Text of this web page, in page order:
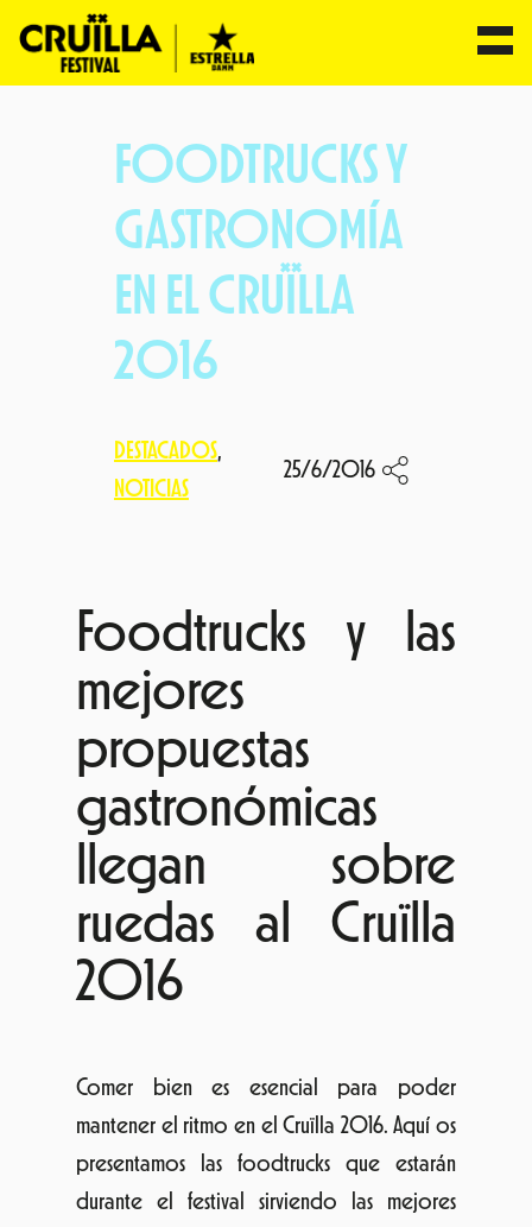
FOODTRUCKS Y
GASTRONOMÍA
EN EL CRUÏLLA
2016
DESTACADOS
NOTICIAS
25/6/2016
Foodtrucks y las
mejores
propuestas
gastronómicas
llegan sobre
ruedas al Cruïlla
2016
Comer bien es esencial para poder
mantener el ritmo en el Cruïlla 2016. Aquí os
presentamos las foodtrucks que estarán
durante el festival sirviendo las mejores